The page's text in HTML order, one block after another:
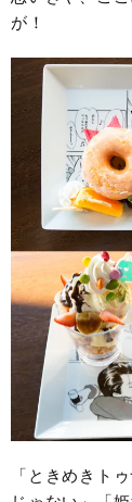
が！
「ときめきト